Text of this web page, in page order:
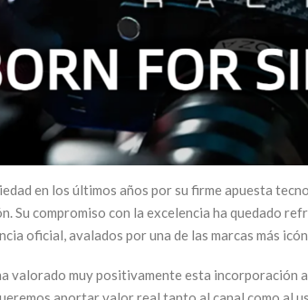
en los últimos años por su firme apuesta
Su compromiso con la excelencia ha quedado
oficial, avalados por una de las marcas más
valorado muy positivamente esta incorporación